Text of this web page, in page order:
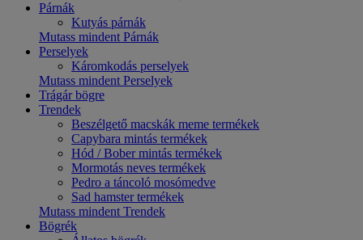
Párnák
Kutyás párnák
Mutass mindent Párnák
Perselyek
Káromkodás perselyek
Mutass mindent Perselyek
Trágár bögre
Trendek
Beszélgető macskák meme termékek
Capybara mintás termékek
Hód / Bober mintás termékek
Mormotás neves termékek
Pedro a táncoló mosómedve
Sad hamster termékek
Mutass mindent Trendek
Bögrék